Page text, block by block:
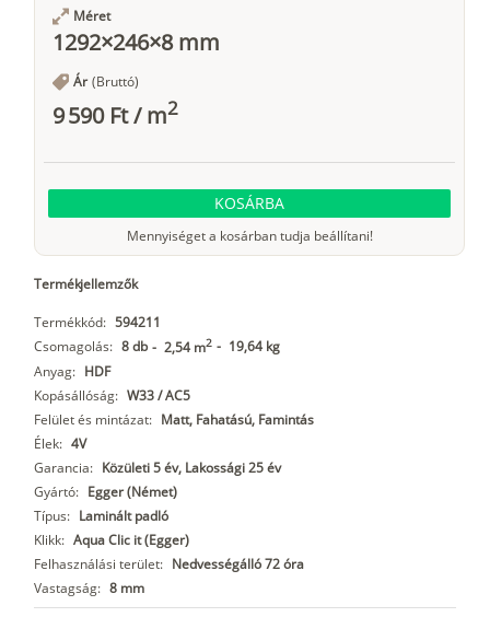
Méret
1292×246×8 mm
Ár (Bruttó)
9 590 Ft/m2
KOSÁRBA
Mennyiséget a kosárban tudja beállítani!
Termékjellemzők
Termékkód: 594211
Csomagolás: 8 db - 2,54 m2 - 19,64 kg
Anyag: HDF
Kopásállóság: W33 / AC5
Felület és mintázat: Matt, Fahatású, Famintás
Élek: 4V
Garancia: Közületi 5 év, Lakossági 25 év
Gyártó: Egger (Német)
Típus: Laminált padló
Klikk: Aqua Clic it (Egger)
Felhasználási terület: Nedvességálló 72 óra
Vastagság: 8 mm